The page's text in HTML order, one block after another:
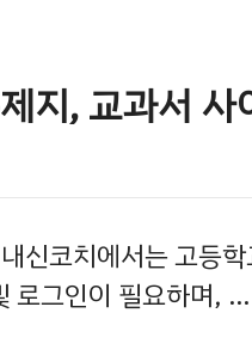
지, 교과서
신코치에서는 고등
로그인이 필요하며, …